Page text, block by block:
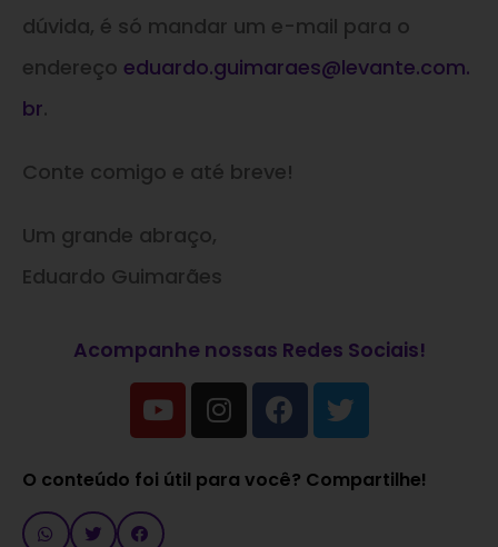
dúvida, é só mandar um e-mail para o
endereço eduardo.guimaraes@levante.com.
br.
Conte comigo e até breve!
Um grande abraço,
Eduardo Guimarães
Acompanhe nossas Redes Sociais!
O conteúdo foi útil para você? Compartilhe!